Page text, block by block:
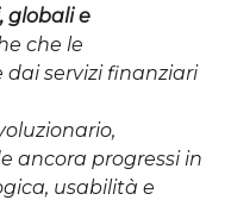
globali e
che le
servizi finanziari
ancora progressi in
usabilità e